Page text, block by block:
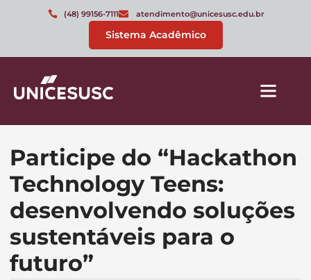
(48) 99156-7111 atendimento@unicesusc.edu.br
Sistema Acadêmico
Participe do “Hackathon
Technology Teens:
desenvolvendo soluções
sustentáveis para o
futuro”